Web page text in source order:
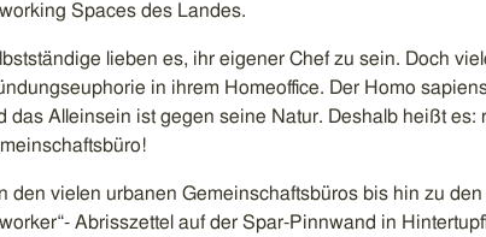
Spaces des Landes.
lieben es, ihr eigener Chef zu sein. Doch
in ihrem Homeoffice. Der Homo
das Alleinsein ist gegen seine Natur. Deshalb heißt es:
den vielen urbanen Gemeinschaftsbüros bis hin zu
Abrisszettel auf der Spar-Pinnwand in